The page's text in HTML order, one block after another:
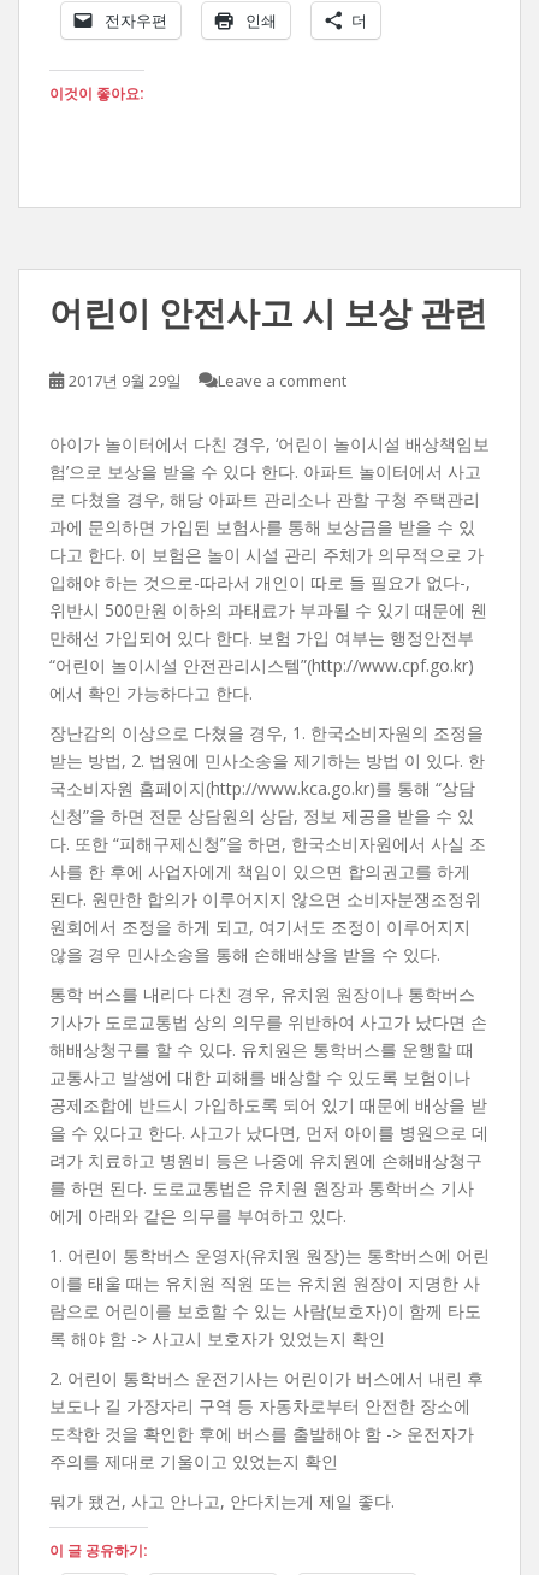
전자우편 인쇄 더
이것이 좋아요:
어린이 안전사고 시 보상 관련
2017년 9월 29일 Leave a comment
아이가 놀이터에서 다친 경우, ‘어린이 놀이시설 배상책임보
험’으로 보상을 받을 수 있다 한다. 아파트 놀이터에서 사고
로 다쳤을 경우, 해당 아파트 관리소나 관할 구청 주택관리
과에 문의하면 가입된 보험사를 통해 보상금을 받을 수 있
다고 한다. 이 보험은 놀이 시설 관리 주체가 의무적으로 가
입해야 하는 것으로-따라서 개인이 따로 들 필요가 없다-,
위반시 500만원 이하의 과태료가 부과될 수 있기 때문에 웬
만해선 가입되어 있다 한다. 보험 가입 여부는 행정안전부
“어린이 놀이시설 안전관리시스템”(http://www.cpf.go.kr)
에서 확인 가능하다고 한다.
장난감의 이상으로 다쳤을 경우, 1. 한국소비자원의 조정을
받는 방법, 2. 법원에 민사소송을 제기하는 방법 이 있다. 한
국소비자원 홈페이지(http://www.kca.go.kr)를 통해 “상담
신청”을 하면 전문 상담원의 상담, 정보 제공을 받을 수 있
다. 또한 “피해구제신청”을 하면, 한국소비자원에서 사실 조
사를 한 후에 사업자에게 책임이 있으면 합의권고를 하게
된다. 원만한 합의가 이루어지지 않으면 소비자분쟁조정위
원회에서 조정을 하게 되고, 여기서도 조정이 이루어지지
않을 경우 민사소송을 통해 손해배상을 받을 수 있다.
통학 버스를 내리다 다친 경우, 유치원 원장이나 통학버스
기사가 도로교통법 상의 의무를 위반하여 사고가 났다면 손
해배상청구를 할 수 있다. 유치원은 통학버스를 운행할 때
교통사고 발생에 대한 피해를 배상할 수 있도록 보험이나
공제조합에 반드시 가입하도록 되어 있기 때문에 배상을 받
을 수 있다고 한다. 사고가 났다면, 먼저 아이를 병원으로 데
려가 치료하고 병원비 등은 나중에 유치원에 손해배상청구
를 하면 된다. 도로교통법은 유치원 원장과 통학버스 기사
에게 아래와 같은 의무를 부여하고 있다.
1. 어린이 통학버스 운영자(유치원 원장)는 통학버스에 어린
이를 태울 때는 유치원 직원 또는 유치원 원장이 지명한 사
람으로 어린이를 보호할 수 있는 사람(보호자)이 함께 타도
록 해야 함 -> 사고시 보호자가 있었는지 확인
2. 어린이 통학버스 운전기사는 어린이가 버스에서 내린 후
보도나 길 가장자리 구역 등 자동차로부터 안전한 장소에
도착한 것을 확인한 후에 버스를 출발해야 함 -> 운전자가
주의를 제대로 기울이고 있었는지 확인
뭐가 됐건, 사고 안나고, 안다치는게 제일 좋다.
이 글 공유하기: